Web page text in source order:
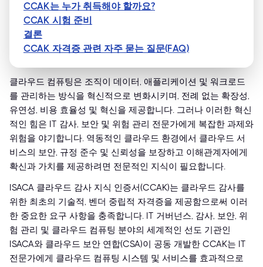
CCAK는 누가 취득해야 할까요?
CCAK 시험 준비
결론
CCAK 자격증 관련 자주 묻는 질문(FAQ)
클라우드 컴퓨팅은 조직이 데이터, 애플리케이션 및 워크로드
를 관리하는 방식을 혁신적으로 변화시키며, 전례 없는 확장성,
유연성, 비용 효율성 및 혁신을 제공합니다. 그러나 이러한 혁신
적인 힘은 IT 감사, 보안 및 위험 관리 전문가에게 복잡한 과제와
위험을 야기합니다. 역동적인 클라우드 환경에서 클라우드 서
비스의 보안, 규정 준수 및 신뢰성을 보장하고 이해관계자에게
확신과 가치를 제공하려면 전문적인 지식이 필요합니다.
ISACA 클라우드 감사 지식 인증서(CCAK)는 클라우드 감사를
위한 최초의 기술적, 벤더 중립적 자격증을 제공함으로써 이러
한 중요한 요구 사항을 충족합니다. IT 거버넌스, 감사, 보안, 위
험 관리 및 클라우드 컴퓨팅 분야의 세계적인 선도 기관인
ISACA와 클라우드 보안 연합(CSA)이 공동 개발한 CCAK는 IT
전문가에게 클라우드 컴퓨팅 시스템 및 서비스를 효과적으로